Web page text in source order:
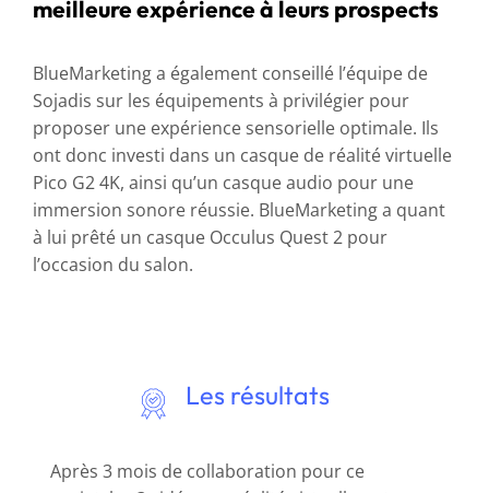
meilleure expérience à leurs prospects
BlueMarketing a également conseillé l’équipe de
Sojadis sur les équipements à privilégier pour
proposer une expérience sensorielle optimale. Ils
ont donc investi dans un casque de réalité virtuelle
Pico G2 4K, ainsi qu’un casque audio pour une
immersion sonore réussie. BlueMarketing a quant
à lui prêté un casque Occulus Quest 2 pour
l’occasion du salon.
Les résultats
Après 3 mois de collaboration pour ce